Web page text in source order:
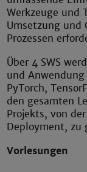
Werkzeuge und
Umsetzung und
Prozessen
Über 4 SWS
und
PyTorch,
den gesamten
Projekts, von
Deployment, zu
Vorlesungen